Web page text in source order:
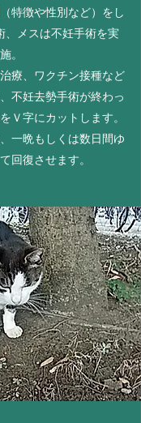
特徴や性別など）をし
、メスは不妊手術を実
施。
療、ワクチン接種など
不妊去勢手術が終わっ
Ｖ字にカットします。
一晩もしくは数日間ゆ
回復させます。